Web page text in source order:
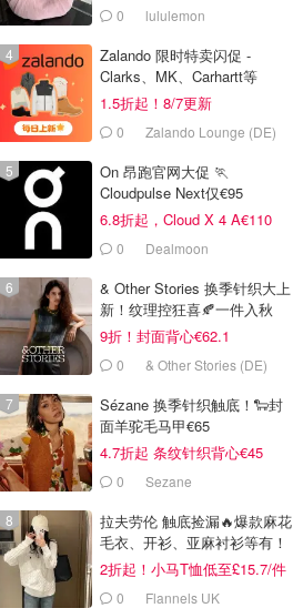
0 lululemon
Zalando 限时特卖闪促 -
Clarks、MK、Carhartt等
1.5折起！8/7更新
0 Zalando Lounge (DE)
On 昂跑官网大促 🏃
Cloudpulse Next仅€95
6.8折起，Cloud X 4 A€110
0 Dealmoon
& Other Stories 换季针织大上
新！纹理控狂喜🍂一件入秋
9折！封面背心€62.1
0 & Other Stories (DE)
Sézane 换季针织触底！🐑封
面羊驼毛马甲€65
4.7折起 条纹针织背心€45
0 Sezane
拉夫劳伦 触底捡漏🔥爆款麻花
毛衣、开衫、亚麻衬衫等有！
2折起！小马T恤低至£15.7/件
0 Flannels UK